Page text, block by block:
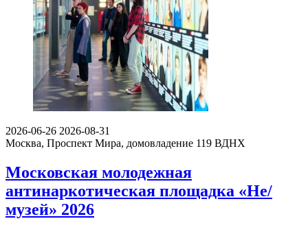
2026-06-26 2026-08-31
Москва, Проспект Мира, домовладение 119 ВДНХ
Московская молодежная
антинаркотическая площадка «Не/
музей» 2026